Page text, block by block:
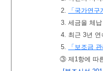
2.
「국가연
3. 세금을 체
4. 최근 3년 연
5.
「보조금
③ 제1항에 따